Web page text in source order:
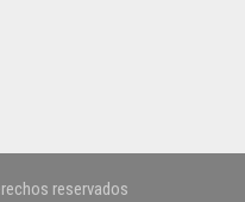
reservados